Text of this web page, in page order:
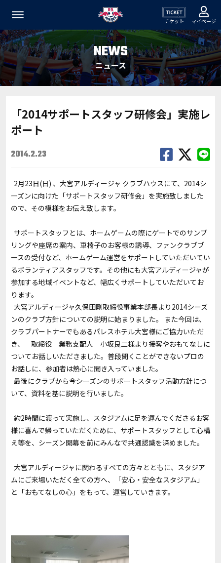
チケット マイページ
NEWS
ニュース
「2014サポートスタッフ研修会」実施レ
ポート
2014.2.23
2月23日(日) 、大宮アルディージャ クラブハウスにて、2014シ
ーズンに向けた「サポートスタッフ研修会」を実施致しました
ので、その模様をお伝え致します。
サポートスタッフとは、ホームゲームの際にゲートでのサンプ
リングや座席の案内、車椅子のお客様の誘導、ファンクラブブ
ースの受付など、ホームゲーム運営をサポートしていただいてい
るボランティアスタッフです。その他にも大宮アルディージャが
参加する地域イベントなど、幅広くサポートしていただいてお
ります。
大宮アルディージャ久保田剛取締役事業本部長より2014シーズ
ンのクラブ方針についての説明に始まりました。 また今回は、
クラブパートナーでもあるパレスホテル大宮様にご協力いただ
き、 取締役 業務支配人 小坂良二様より接客やおもてなしに
ついてお話しいただきました。普段聞くことができないプロの
お話しに、参加者は熱心に聞き入っていました。
最後にクラブから今シーズンのサポートスタッフ活動方針につ
いて、資料を基に説明を行いました。
約2時間に渡って実施し、スタジアムに足を運んでくださるお客
様に喜んで帰っていただくために、サポートスタッフとして心構
え等を、シーズン開幕を前にみんなで共通認識を深めました。
大宮アルディージャに関わるすべての方々とともに、スタジア
ムにご来場いただく全ての方へ、「安心・安全なスタジアム」
と「おもてなしの心」をもって、運営していきます。